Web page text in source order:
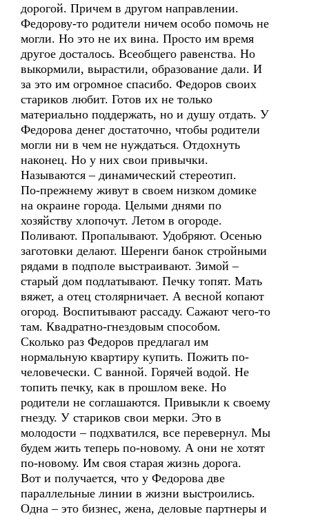
дорогой. Причем в другом направлении.
Федорову-то родители ничем особо помочь не
могли. Но это не их вина. Просто им время
другое досталось. Всеобщего равенства. Но
выкормили, вырастили, образование дали. И
за это им огромное спасибо. Федоров своих
стариков любит. Готов их не только
материально поддержать, но и душу отдать. У
Федорова денег достаточно, чтобы родители
могли ни в чем не нуждаться. Отдохнуть
наконец. Но у них свои привычки.
Называются – динамический стереотип.
По-прежнему живут в своем низком домике
на окраине города. Целыми днями по
хозяйству хлопочут. Летом в огороде.
Поливают. Пропалывают. Удобряют. Осенью
заготовки делают. Шеренги банок стройными
рядами в подполе выстраивают. Зимой –
старый дом подлатывают. Печку топят. Мать
вяжет, а отец столярничает. А весной копают
огород. Воспитывают рассаду. Сажают чего-то
там. Квадратно-гнездовым способом.
Сколько раз Федоров предлагал им
нормальную квартиру купить. Пожить по-
человечески. С ванной. Горячей водой. Не
топить печку, как в прошлом веке. Но
родители не соглашаются. Привыкли к своему
гнезду. У стариков свои мерки. Это в
молодости – подхватился, все перевернул. Мы
будем жить теперь по-новому. А они не хотят
по-новому. Им своя старая жизнь дорога.
Вот и получается, что у Федорова две
параллельные линии в жизни выстроились.
Одна – это бизнес, жена, деловые партнеры и